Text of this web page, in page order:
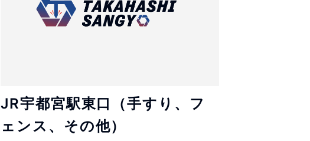
JR宇都宮駅東口（手すり、フ
ェンス、その他）